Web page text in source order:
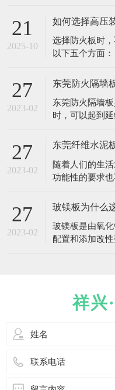
为“防火板”的
艺：将多层含
纸，在高温高
21
2025-10
选择防火板时
以下五个方面
侧重哪些性能
洁 实验室台面/
易消毒 办公室/
27
2023-02
东莞防火隔墙
东莞防火隔墙
时，可以起到
的，防火等级
温、防水、防
副作用。 2、
27
2023-02
随着人们的生
功能性的要求
莞纤维水泥板便
解。那么，纤
小编就带大家一
27
2023-02
玻镁板为什么
玻镁板是由氧
配置和添加改
布、植物纤维
立德粉、分子聚